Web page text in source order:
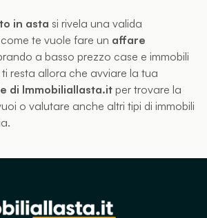
in asta si rivela una valida
te vuole fare un affare
a basso prezzo case e immobili
resta allora che avviare la tua
di Immobiliallasta.it per trovare la
o valutare anche altri tipi di immobili